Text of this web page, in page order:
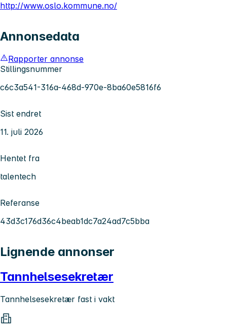
http://www.oslo.kommune.no/
Annonsedata
Rapporter annonse
Stillingsnummer
c6c3a541-316a-468d-970e-8ba60e5816f6
Sist endret
11. juli 2026
Hentet fra
talentech
Referanse
43d3c176d36c4beab1dc7a24ad7c5bba
Lignende annonser
Tannhelsesekretær
Tannhelsesekretær fast i vakt